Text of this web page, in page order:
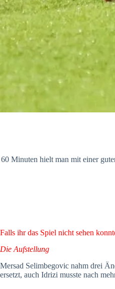
60 Minuten hielt man mit einer
Falls ihr das Spiel nicht sehen
Die Aufstellung
Mersad Selimbegovic nahm drei
ersetzt, auch Idrizi musste nach